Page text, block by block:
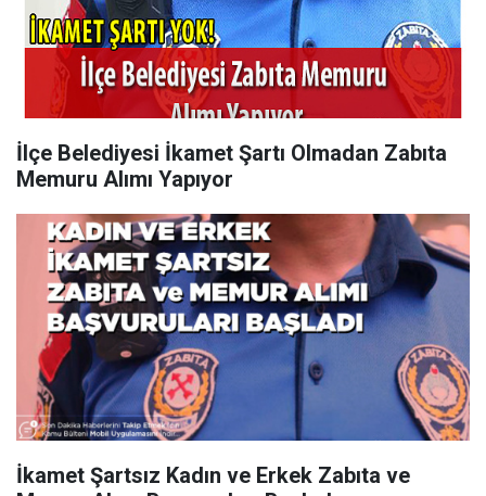
İlçe Belediyesi İkamet Şartı Olmadan Zabıta
Memuru Alımı Yapıyor
İkamet Şartsız Kadın ve Erkek Zabıta ve